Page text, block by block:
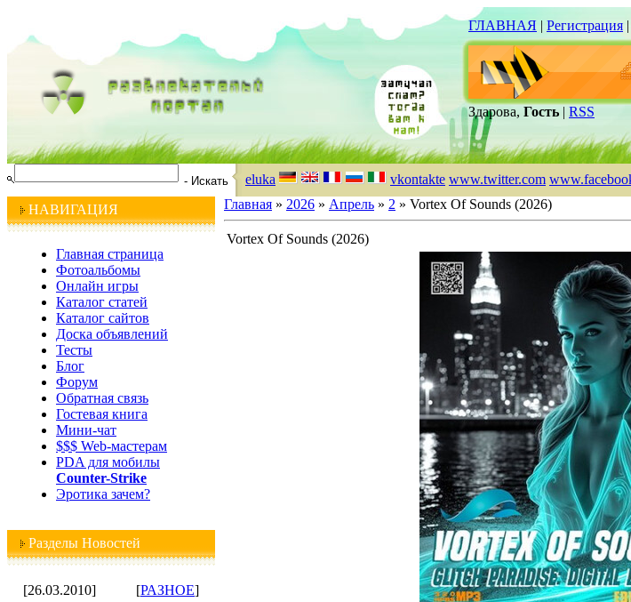
ГЛАВНАЯ | Регистрация |
Здарова, Гость | RSS
eluka vkontakte www.twitter.com
НАВИГАЦИЯ
Главная страница
Фотоальбомы
Онлайн игры
Каталог статей
Каталог сайтов
Доска объявлений
Тесты
Блог
Форум
Обратная связь
Гостевая книга
Мини-чат
$$$ Web-мастерам
PDA для мобилы
Counter-Strike
Эротика зачем?
Разделы Новостей
[26.03.2010] [РАЗНОЕ]
Главная » 2026 » Апрель » 2 » Vortex Of Sounds (2026)
Vortex Of Sounds (2026)